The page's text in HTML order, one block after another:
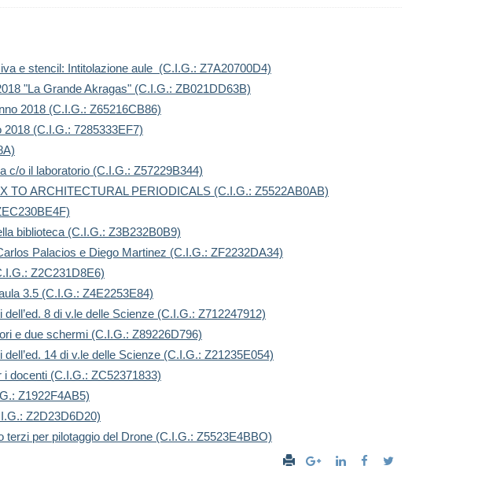
e stencil: Intitolazione aule (C.I.G.: Z7A20700D4)
"La Grande Akragas" (C.I.G.: ZB021DD63B)
2018 (C.I.G.: Z65216CB86)
(C.I.G.: 7285333EF7)
c/o il laboratorio (C.I.G.: Z57229B344)
TO ARCHITECTURAL PERIODICALS (C.I.G.: Z5522AB0AB)
biblioteca (C.I.G.: Z3B232B0B9)
Palacios e Diego Martinez (C.I.G.: ZF2232DA34)
Z2C231D8E6)
3.5 (C.I.G.: Z4E2253E84)
8 di v.le delle Scienze (C.I.G.: Z712247912)
e due schermi (C.I.G.: Z89226D796)
14 di v.le delle Scienze (C.I.G.: Z21235E054)
i docenti (C.I.G.: ZC52371833)
Z1922F4AB5)
Z2D23D6D20)
terzi per pilotaggio del Drone (C.I.G.: Z5523E4BBO)